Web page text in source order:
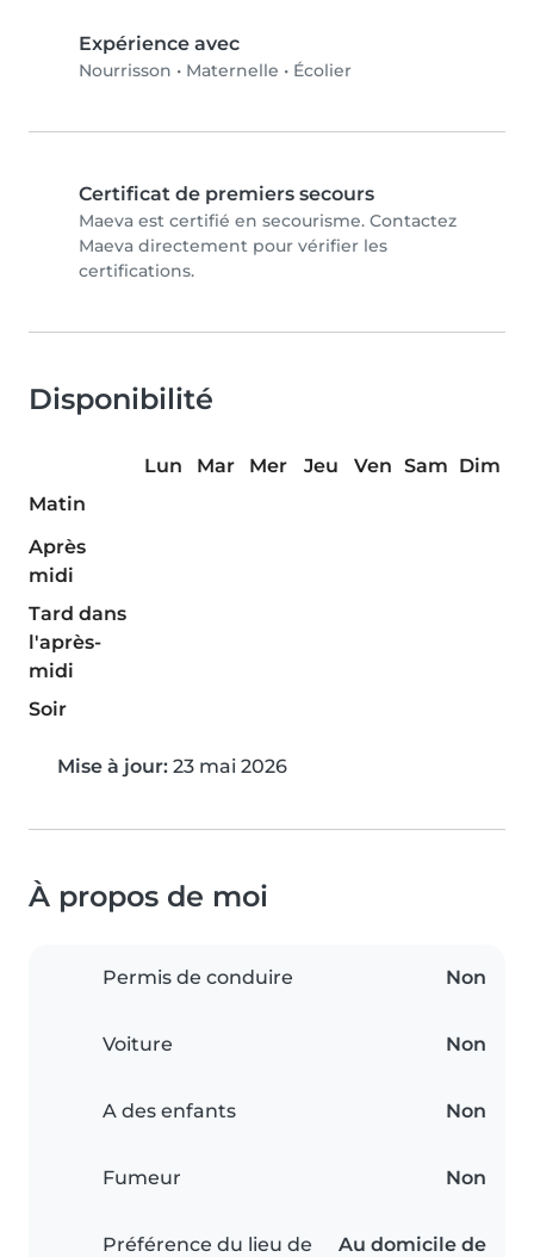
Expérience avec
Nourrisson • Maternelle • Écolier
Certificat de premiers secours
Maeva est certifié en secourisme. Contactez
Maeva directement pour vérifier les
certifications.
Disponibilité
Lun Mar Mer Jeu Ven Sam Dim
Matin
Après
midi
Tard dans
l'après-
midi
Soir
Mise à jour: 23 mai 2026
À propos de moi
Permis de conduire Non
Voiture Non
A des enfants Non
Fumeur Non
Préférence du lieu de
Au domicile de